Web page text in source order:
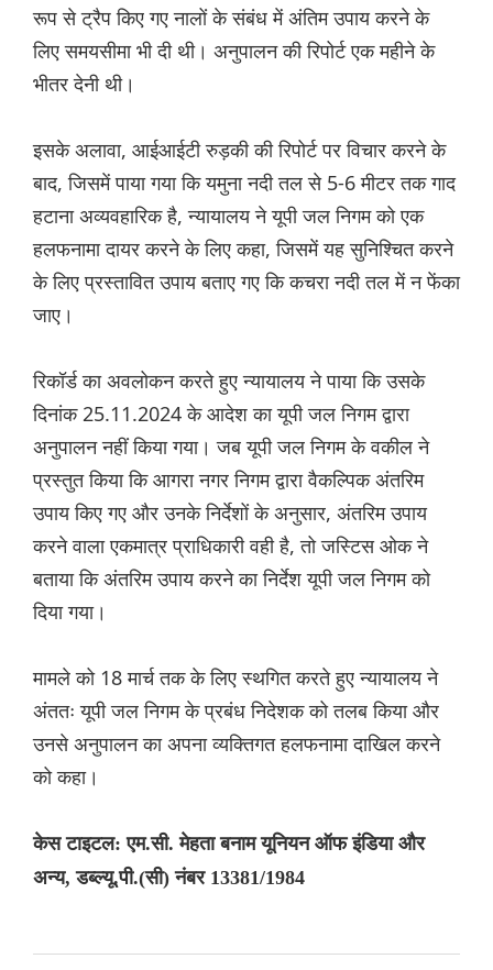
रूप से ट्रैप किए गए नालों के संबंध में अंतिम उपाय करने के
लिए समयसीमा भी दी थी। अनुपालन की रिपोर्ट एक महीने के
भीतर देनी थी।
इसके अलावा, आईआईटी रुड़की की रिपोर्ट पर विचार करने के
बाद, जिसमें पाया गया कि यमुना नदी तल से 5-6 मीटर तक गाद
हटाना अव्यवहारिक है, न्यायालय ने यूपी जल निगम को एक
हलफनामा दायर करने के लिए कहा, जिसमें यह सुनिश्चित करने
के लिए प्रस्तावित उपाय बताए गए कि कचरा नदी तल में न फेंका
जाए।
रिकॉर्ड का अवलोकन करते हुए न्यायालय ने पाया कि उसके
दिनांक 25.11.2024 के आदेश का यूपी जल निगम द्वारा
अनुपालन नहीं किया गया। जब यूपी जल निगम के वकील ने
प्रस्तुत किया कि आगरा नगर निगम द्वारा वैकल्पिक अंतरिम
उपाय किए गए और उनके निर्देशों के अनुसार, अंतरिम उपाय
करने वाला एकमात्र प्राधिकारी वही है, तो जस्टिस ओक ने
बताया कि अंतरिम उपाय करने का निर्देश यूपी जल निगम को
दिया गया।
मामले को 18 मार्च तक के लिए स्थगित करते हुए न्यायालय ने
अंततः यूपी जल निगम के प्रबंध निदेशक को तलब किया और
उनसे अनुपालन का अपना व्यक्तिगत हलफनामा दाखिल करने
को कहा।
केस टाइटल: एम.सी. मेहता बनाम यूनियन ऑफ इंडिया और
अन्य, डब्ल्यू.पी.(सी) नंबर 13381/1984